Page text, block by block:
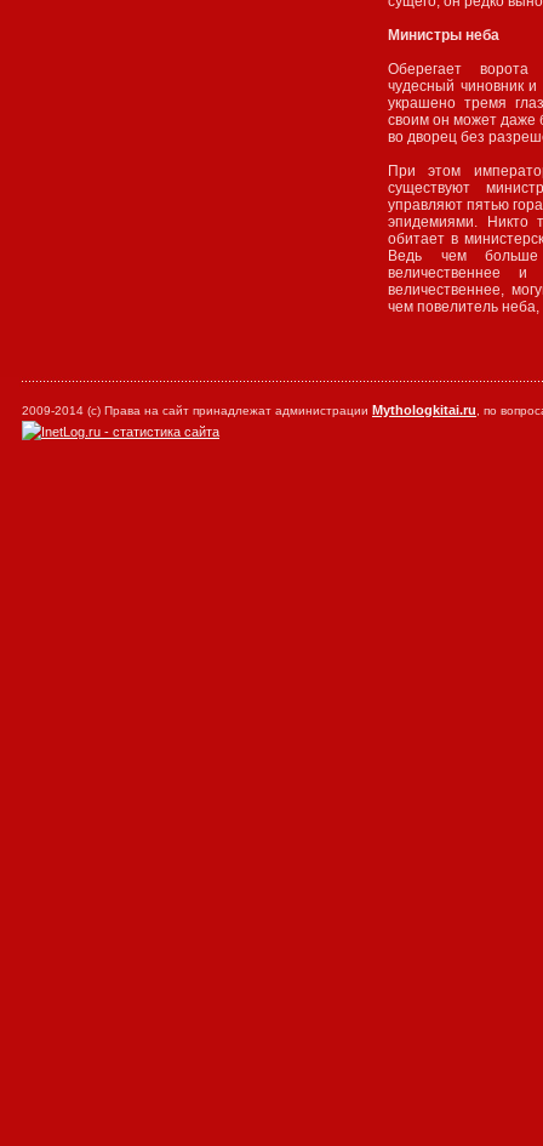
Министры неба
Оберегает ворота
чудесный чиновник
украшено тремя
своим он может даже
во дворец без
При этом
существуют
управляют пятью
эпидемиями. Никто
обитает в
Ведь чем больше
величественнее
величественнее,
чем повелитель
2009-2014 (с) Права на сайт принадлежат администрации Mythologkitai.ru , по